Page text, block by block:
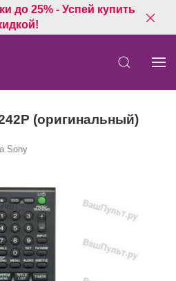
до 25% - Успей купить
(оригинальный)
Sony